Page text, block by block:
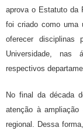
aprova o Estatuto da
foi criado como uma
oferecer disciplinas
Universidade, nas
respectivos
No final da década
atenção à
regional. Dessa